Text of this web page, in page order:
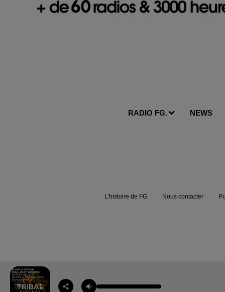
RADIO FG. NEWS
L'histoire de FG Nous contacter